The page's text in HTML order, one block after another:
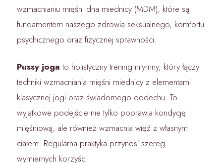
wzmacnianiu mięśni dna miednicy (MDM), które są
fundamentem naszego zdrowia seksualnego, komfortu
psychicznego oraz fizycznej sprawności.
Pussy joga to holistyczny trening intymny, który łączy
techniki wzmacniania mięśni miednicy z elementami
klasycznej jogi oraz świadomego oddechu. To
wyjątkowe podejście nie tylko poprawia kondycję
mięśniową, ale również wzmacnia więź z własnym
ciałem. Regularna praktyka przynosi szereg
wymiernych korzyści: